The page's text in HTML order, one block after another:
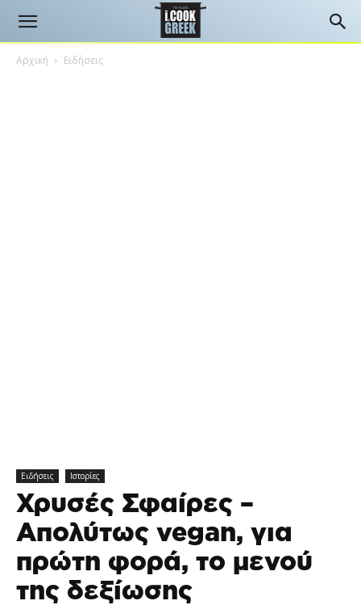
Αρχική Ειδήσεις
Ειδήσεις Ιστορίες
Χρυσές Σφαίρες –
Απολύτως vegan, για
πρώτη φορά, το μενού
της δεξίωσης